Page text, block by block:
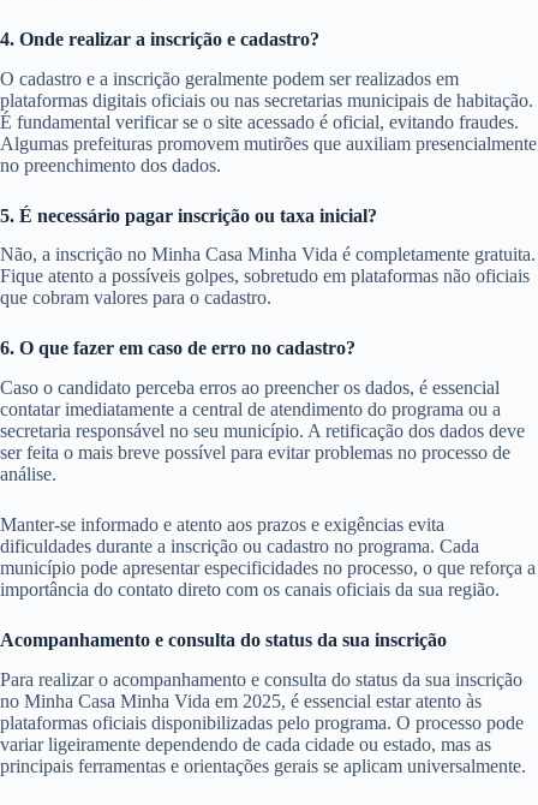
4. Onde realizar a inscrição e cadastro?
O cadastro e a inscrição geralmente podem ser realizados em
plataformas digitais oficiais ou nas secretarias municipais de habitação.
É fundamental verificar se o site acessado é oficial, evitando fraudes.
Algumas prefeituras promovem mutirões que auxiliam presencialmente
no preenchimento dos dados.
5. É necessário pagar inscrição ou taxa inicial?
Não, a inscrição no Minha Casa Minha Vida é completamente gratuita.
Fique atento a possíveis golpes, sobretudo em plataformas não oficiais
que cobram valores para o cadastro.
6. O que fazer em caso de erro no cadastro?
Caso o candidato perceba erros ao preencher os dados, é essencial
contatar imediatamente a central de atendimento do programa ou a
secretaria responsável no seu município. A retificação dos dados deve
ser feita o mais breve possível para evitar problemas no processo de
análise.
Manter-se informado e atento aos prazos e exigências evita
dificuldades durante a inscrição ou cadastro no programa. Cada
município pode apresentar especificidades no processo, o que reforça a
importância do contato direto com os canais oficiais da sua região.
Acompanhamento e consulta do status da sua inscrição
Para realizar o acompanhamento e consulta do status da sua inscrição
no Minha Casa Minha Vida em 2025, é essencial estar atento às
plataformas oficiais disponibilizadas pelo programa. O processo pode
variar ligeiramente dependendo de cada cidade ou estado, mas as
principais ferramentas e orientações gerais se aplicam universalmente.